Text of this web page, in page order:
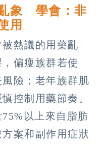
亂象 學會：非
用
熱議的用藥亂
偏瘦族群若使
險；老年族群肌
控制用藥節奏。
以上來自脂肪
案和副作用症狀